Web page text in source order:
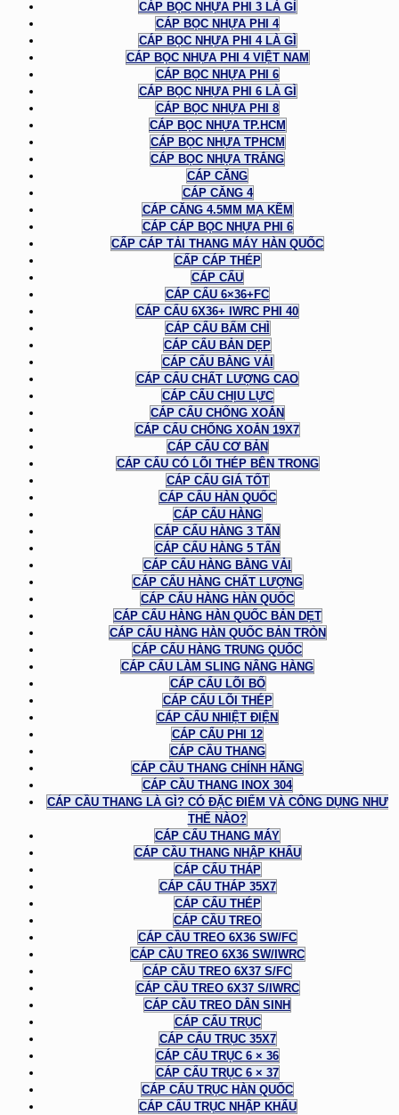
CÁP BỌC NHỰA PHI 3 LÀ GÌ
CÁP BỌC NHỰA PHI 4
CÁP BỌC NHỰA PHI 4 LÀ GÌ
CÁP BỌC NHỰA PHI 4 VIỆT NAM
CÁP BỌC NHỰA PHI 6
CÁP BỌC NHỰA PHI 6 LÀ GÌ
CÁP BỌC NHỰA PHI 8
CÁP BỌC NHỰA TP.HCM
CÁP BỌC NHỰA TPHCM
CÁP BỌC NHỰA TRẮNG
CÁP CĂNG
CÁP CĂNG 4
CÁP CĂNG 4.5MM MẠ KẼM
CÁP CÁP BỌC NHỰA PHI 6
CẤP CÁP TẢI THANG MÁY HÀN QUỐC
CẤP CÁP THÉP
CÁP CẨU
CÁP CẨU 6×36+FC
CÁP CẨU 6X36+ IWRC PHI 40
CÁP CẨU BẤM CHÌ
CÁP CẨU BẢN DẸP
CÁP CẨU BẰNG VẢI
CÁP CẨU CHẤT LƯỢNG CAO
CÁP CẨU CHỊU LỰC
CÁP CẨU CHỐNG XOẮN
CÁP CẨU CHỐNG XOẮN 19X7
CÁP CẨU CƠ BẢN
CÁP CẨU CÓ LÕI THÉP BÊN TRONG
CÁP CẨU GIÁ TỐT
CÁP CẨU HÀN QUỐC
CÁP CẨU HÀNG
CÁP CẨU HÀNG 3 TẤN
CÁP CẨU HÀNG 5 TẤN
CÁP CẨU HÀNG BẰNG VẢI
CÁP CẨU HÀNG CHẤT LƯỢNG
CÁP CẨU HÀNG HÀN QUỐC
CÁP CẨU HÀNG HÀN QUỐC BẢN DẸT
CÁP CẨU HÀNG HÀN QUỐC BẢN TRÒN
CÁP CẨU HÀNG TRUNG QUỐC
CÁP CẨU LÀM SLING NÂNG HÀNG
CÁP CẨU LÕI BỐ
CÁP CẨU LÕI THÉP
CÁP CẨU NHIỆT ĐIỆN
CÁP CẨU PHI 12
CÁP CẦU THANG
CÁP CẦU THANG CHÍNH HÃNG
CÁP CẦU THANG INOX 304
CÁP CẦU THANG LÀ GÌ? CÓ ĐẶC ĐIỂM VÀ CÔNG DỤNG NHƯ
THẾ NÀO?
CÁP CẨU THANG MÁY
CÁP CẦU THANG NHẬP KHẨU
CÁP CẨU THÁP
CÁP CẨU THÁP 35X7
CÁP CẨU THÉP
CÁP CẦU TREO
CÁP CẦU TREO 6X36 SW/FC
CÁP CẦU TREO 6X36 SW/IWRC
CÁP CẦU TREO 6X37 S/FC
CÁP CẦU TREO 6X37 S/IWRC
CÁP CẦU TREO DÂN SINH
CÁP CẨU TRỤC
CÁP CẨU TRỤC 35X7
CÁP CẨU TRỤC 6 × 36
CÁP CẨU TRỤC 6 × 37
CÁP CẨU TRỤC HÀN QUỐC
CÁP CẨU TRỤC NHẬP KHẨU